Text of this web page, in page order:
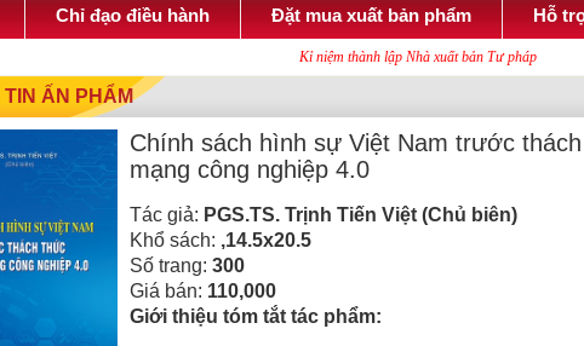
Chỉ đạo điều hành Đặt mua xuất bản phẩm Hỗ
Kỉ niệm thành lập Nhà xuất bản Tư pháp
TIN ẤN PHẨM
Chính sách hình sự Việt Nam trước
mạng công nghiệp 4.0
Tác giả: PGS.TS. Trịnh Tiến Việt (Chủ biên)
Khổ sách: ,14.5x20.5
Số trang:300
Giá bán: 110,000
Giới thiệu tóm tắt tác phẩm: